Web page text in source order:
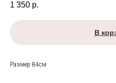
1 350 р.
В
Размер 84см